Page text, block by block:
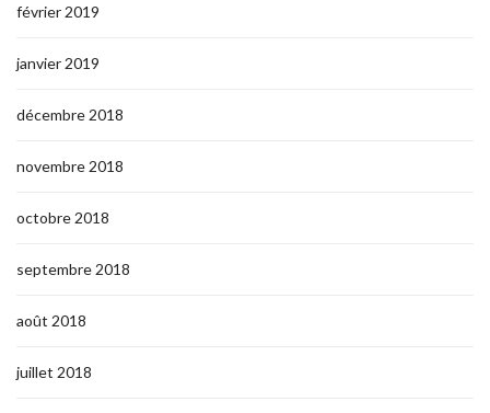
février 2019
janvier 2019
décembre 2018
novembre 2018
octobre 2018
septembre 2018
août 2018
juillet 2018